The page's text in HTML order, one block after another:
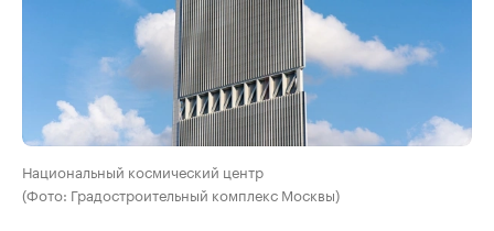
Национальный космический центр
(Фото: Градостроительный комплекс Москвы)